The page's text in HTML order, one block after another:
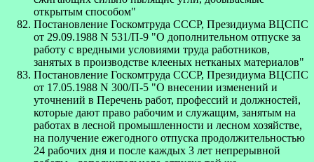
открытым способом"
Постановление Госкомтруда СССР, Президиума ВЦСПС
от 29.09.1988 N 531/П-9 "О дополнительном отпуске за
работу с вредными условиями труда работников,
занятых в производстве клееных нетканых материалов"
Постановление Госкомтруда СССР, Президиума ВЦСПС
от 17.05.1988 N 300/П-5 "О внесении изменений и
уточнений в Перечень работ, профессий и должностей,
которые дают право рабочим и служащим, занятым на
работах в лесной промышленности и лесном хозяйстве,
на получение ежегодного отпуска продолжительностью
24 рабочих дня и после каждых 3 лет непрерывной